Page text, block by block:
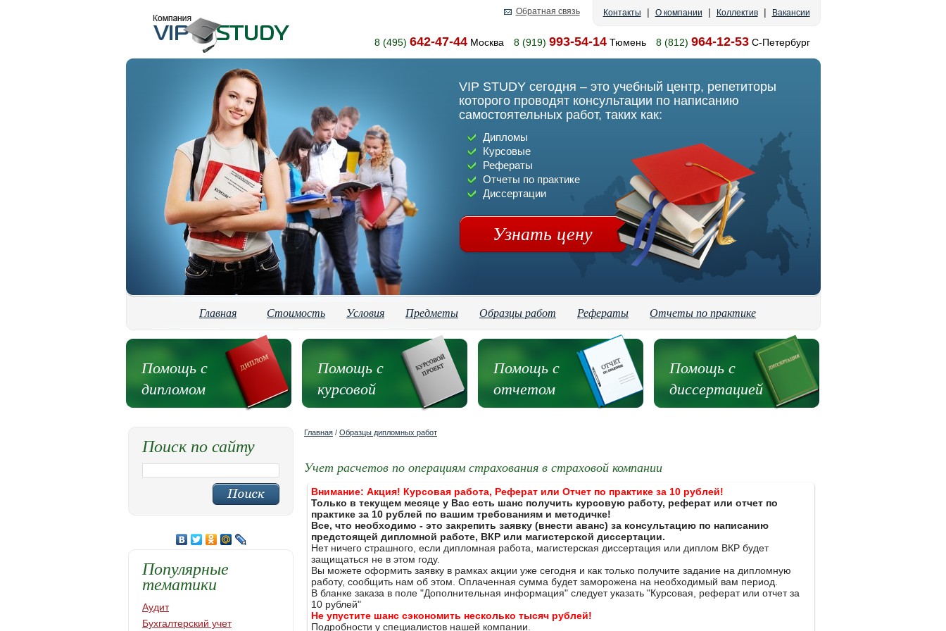
Контакты | О компании | Коллектив| Вакансии
Обратная связь
8 (495) 642-47-44Москва 8 (919) 993-54-14Тюмень 8 (812) 964-12-53С-Петербург
VIP STUDY сегодня – это учебный центр, репетиторы
которого проводят консультации по написанию
самостоятельных работ, таких как:
Дипломы
Курсовые
Рефераты
Отчеты по практике
Диссертации
Узнать цену
Главная Стоимость Условия Предметы Образцы работ Рефераты Отчеты по практике
Помощь с
дипломом
Помощь с
курсовой
Помощь с
отчетом
Помощь с
диссертацией
Главная / Образцы дипломных работ
Учет расчетов по операциям страхования в страховой компании
Внимание: Акция! Курсовая работа, Реферат или Отчет по практике за 10 рублей!
Только в текущем месяце у Вас есть шанс получить курсовую работу, реферат или отчет по
практике за 10 рублей по вашим требованиям и методичке!
Все, что необходимо - это закрепить заявку (внести аванс) за консультацию по написанию
предстоящей дипломной работе, ВКР или магистерской диссертации.
Нет ничего страшного, если дипломная работа, магистерская диссертация или диплом ВКР будет
защищаться не в этом году.
Вы можете оформить заявку в рамках акции уже сегодня и как только получите задание на дипломную
работу, сообщить нам об этом. Оплаченная сумма будет заморожена на необходимый вам период.
В бланке заказа в поле "Дополнительная информация" следует указать "Курсовая, реферат или отчет за
10 рублей"
Не упустите шанс сэкономить несколько тысяч рублей!
Подробности у специалистов нашей компании.
Поиск по сайту
Популярные
тематики
Аудит
Бухгалтерский учет